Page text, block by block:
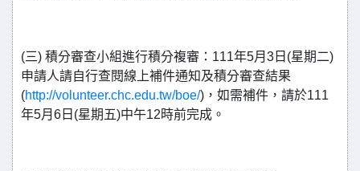
(三) 積分審查小組進行積分複審：111年5月3日(星期二)
申請人請自行查閱線上補件通知及積分審查結果
(http://volunteer.chc.edu.tw/boe/)，如需補件，請於111
年5月6日(星期五)中午12時前完成。